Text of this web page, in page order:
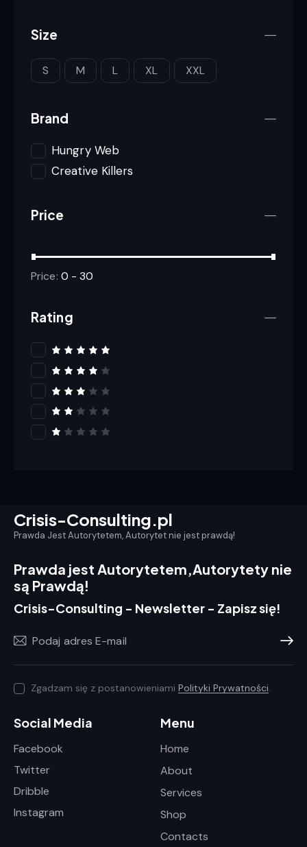
Size
S M L XL XXL
Brand
Hungry Web
Creative Killers
Price
Price: 0 - 30
Rating
Rated 5
out of 5
4out
Rated
3out
Rat
ed
t
o
Crisis-Consulting.pl
Prawda Jest Autorytetem, Autorytet nie jest prawdą!
Prawda jest Autorytetem,Autorytety nie
są Prawdą!
Crisis-Consulting - Newsletter - Zapisz się!
Zgadzam się z postanowieniami Polityki Prywatności.
Social Media
Facebook
Twitter
Dribble
Instagram
Menu
Home
About
Services
Shop
Contacts